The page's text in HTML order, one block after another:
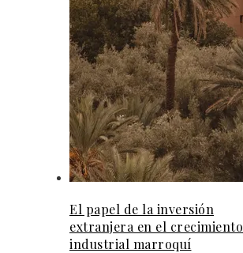
El papel de la inversión
extranjera en el crecimiento
industrial marroquí